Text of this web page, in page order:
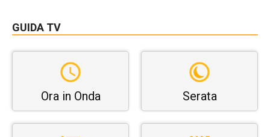
GUIDA TV
Ora in Onda Serata